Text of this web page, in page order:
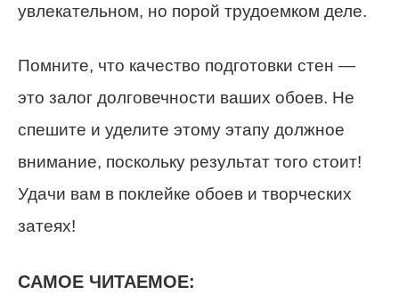
увлекательном, но порой трудоемком деле.
Помните, что качество подготовки стен —
это залог долговечности ваших обоев. Не
спешите и уделите этому этапу должное
внимание, поскольку результат того стоит!
Удачи вам в поклейке обоев и творческих
затеях!
САМОЕ ЧИТАЕМОЕ: